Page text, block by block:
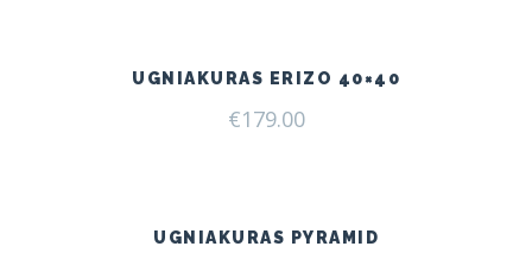
UGNIAKURAS ERIZO 40×40
€179.00
UGNIAKURAS PYRAMID